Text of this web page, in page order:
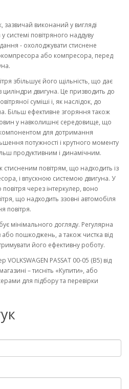
зазвичай виконаний у вигляді
системі повітряного наддуву
- охолоджувати стиснене
або компресора, перед
збільшує його щільність, що дає
циліндри двигуна. Це призводить до
суміші і, як наслідок, до
Більш ефективне згоряння також
у навколишнє середовище, що
для дотримання
потужності і крутного моменту
продуктивним і динамічним.
стисненим повітрям, що надходить із
і впускною системою двигуна. У
через інтеркулер, воно
що надходить ззовні автомобіля
повітря.
мінімального догляду. Регулярна
або пошкоджень, а також чистка від
його ефективну роботу.
PASSAT 00-05 (B5) від
– тисніть «Купити», або
для підбору та перевірки